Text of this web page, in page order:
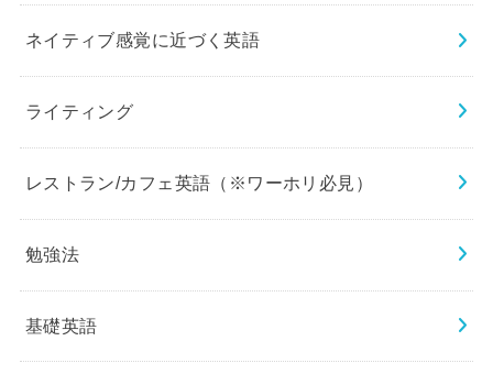
ネイティブ感覚に近づく英語
ライティング
レストラン/カフェ英語（※ワーホリ必見）
勉強法
基礎英語